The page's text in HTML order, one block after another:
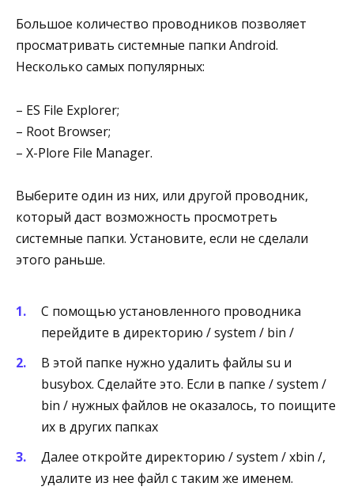
Большое количество проводников позволяет
просматривать системные папки Android.
Несколько самых популярных:
– ES File Explorer;
– Root Browser;
– Х-Plore File Manager.
Выберите один из них, или другой проводник,
который даст возможность просмотреть
системные папки. Установите, если не сделали
этого раньше.
С помощью установленного проводника
перейдите в директорию / system / bin /
В этой папке нужно удалить файлы su и
busybox. Сделайте это. Если в папке / system /
bin / нужных файлов не оказалось, то поищите
их в других папках
Далее откройте директорию / system / xbin /,
удалите из нее файл с таким же именем.